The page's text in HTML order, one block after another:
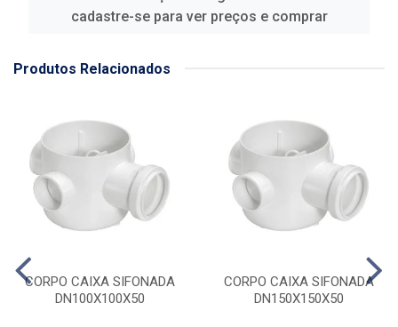
cadastre-se para ver preços e comprar
Produtos Relacionados
CORPO CAIXA SIFONADA
DN100X100X50
CORPO CAIXA SIFONADA
DN150X150X50